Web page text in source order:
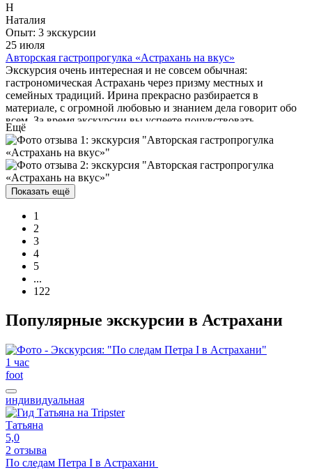
Н
Наталия
Опыт: 3 экскурсии
25 июля
Авторская гастропрогулка «Астрахань на вкус»
Экскурсия очень интересная и не совсем обычная:
гастрономическая Астрахань через призму местных и
семейных традиций. Ирина прекрасно разбирается в
материале, с огромной любовью и знанием дела говорит обо
всем. За время экскурсии вы успеете почувствовать
Астрахань с ее особенностями, блюдами и языком. И
проникнетесь искренней симпатией к человеку, который
«открыл вам двери» в свой дом. Спасибо, Ирина!
Ещё
Показать ещё
1
2
3
4
5
...
122
Популярные экскурсии в Астрахани
1 час
foot
индивидуальная
Татьяна
5,0
2 отзыва
По следам Петра I в Астрахани